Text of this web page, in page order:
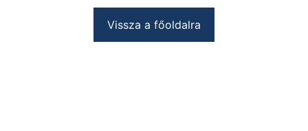
Vissza a főoldalra